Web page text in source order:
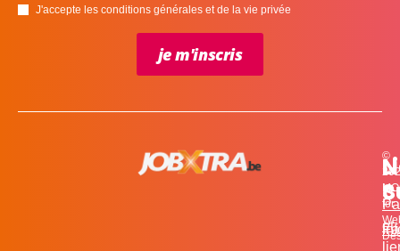
et
©
for
J'accepte les conditions générales et de la vie privée
je m'inscris